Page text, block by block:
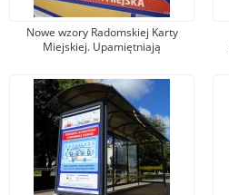
Nowe wzory Radomskiej Karty
Miejskiej. Upamiętniają
protestu w czerwcu 1976 r.